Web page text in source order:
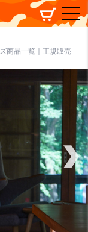
商品一覧｜正規販売